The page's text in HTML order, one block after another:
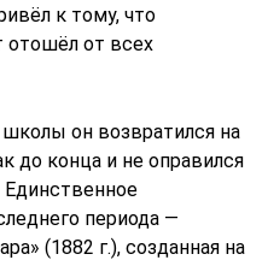
к тому, что
отошёл от всех
он возвратился на
до конца и не оправился
периода —
(1882 г.), созданная на